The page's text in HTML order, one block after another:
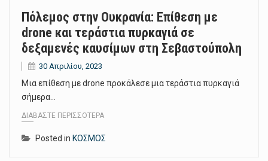
Πόλεμος στην Ουκρανία: Επίθεση με
drone και τεράστια πυρκαγιά σε
δεξαμενές καυσίμων στη Σεβαστούπολη
30 Απριλίου, 2023
Μια επίθεση με drone προκάλεσε μια τεράστια πυρκαγιά
σήμερα…
ΔΙΑΒΆΣΤΕ ΠΕΡΙΣΣΌΤΕΡΑ
Posted in ΚΟΣΜΟΣ